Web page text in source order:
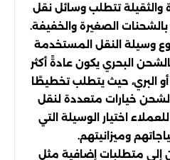
والثقيلة تتطلب وسائل نقل
بالشحنات الصغيرة والخفيفة.
وسيلة النقل المستخدمة
البحري يكون عادةً أكثر
البري، حيث يتطلب تخطيطًا
الشحن خيارات متعددة لنقل
اختيار الوسيلة التي
وميزانيتهم.
إلى متطلبات إضافية مثل